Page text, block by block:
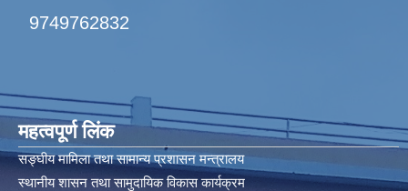
9749762832
महत्वपूर्ण लिंक
सङ्घीय मामिला तथा सामान्य प्रशासन मन्त्रालय
स्थानीय शासन तथा सामुदायिक विकास कार्यक्रम